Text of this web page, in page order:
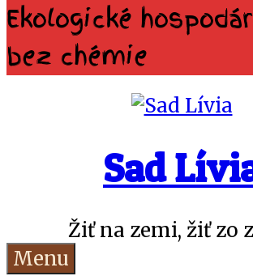
Ekologické
bez chémie
Sad
Žiť na zemi, žiť zo
Menu